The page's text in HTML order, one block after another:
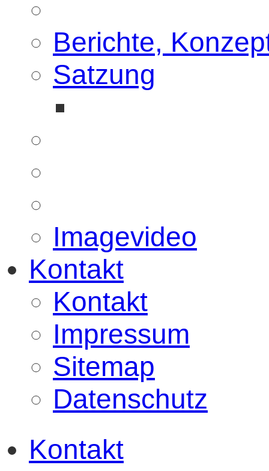
Berichte,
Satzung
Imagevideo
Kontakt
Kontakt
Impressum
Sitemap
Datenschutz
Kontakt